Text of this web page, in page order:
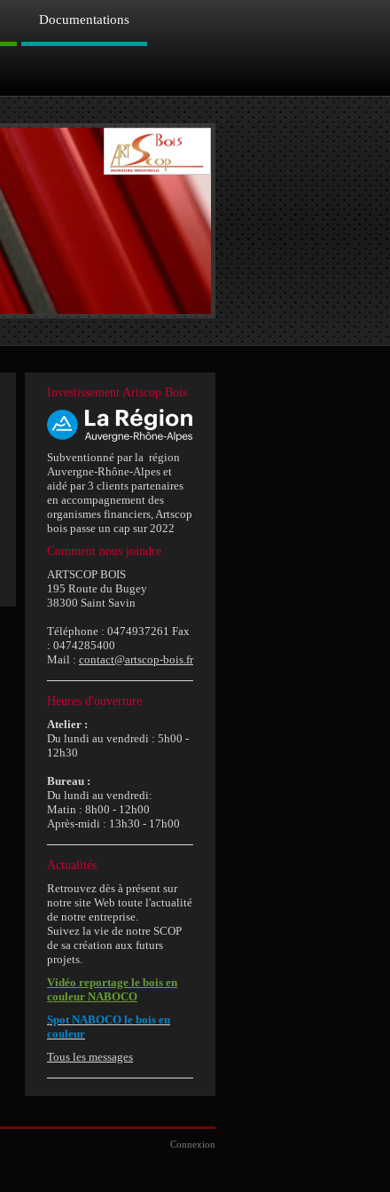
Documentations
Investissement Artscop Bois
Subventionné par la région
Auvergne-Rhône-Alpes et
aidé par 3 clients partenaires
en accompagnement des
organismes financiers, Artscop
bois passe un cap sur 2022
Comment nous joindre
ARTSCOP BOIS
195 Route du Bugey
38300 Saint Savin
Téléphone : 0474937261 Fax
: 0474285400
Mail : contact@artscop-bois.fr
Heures d'ouverture
Atelier :
Du lundi au vendredi : 5h00 -
12h30
Bureau :
Du lundi au vendredi:
Matin : 8h00 - 12h00
Après-midi : 13h30 - 17h00
Actualités
Retrouvez dès à présent sur
notre site Web toute l'actualité
de notre entreprise.
Suivez la vie de notre SCOP
de sa création aux futurs
projets.
Vidéo reportage le bois en
couleur NABOCO
Spot NABOCO le bois en
couleur
Tous les messages
Connexion